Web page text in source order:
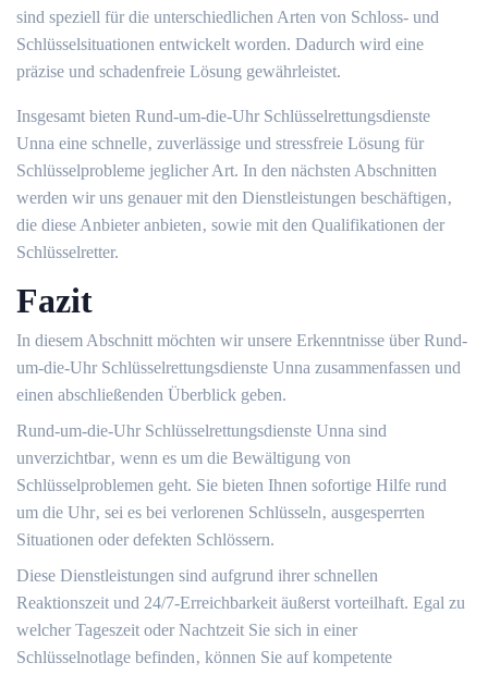
sind speziell für die unterschiedlichen Arten von Schloss- und
Schlüsselsituationen entwickelt worden.​ Dadurch wird eine
präzise und schadenfreie Lösung gewährleistet.​
Insgesamt bieten Rund-um-die-Uhr Schlüsselrettungsdienste
Unna eine schnelle‚ zuverlässige und stressfreie Lösung für
Schlüsselprobleme jeglicher Art.​ In den nächsten Abschnitten
werden wir uns genauer mit den Dienstleistungen beschäftigen‚
die diese Anbieter anbieten‚ sowie mit den Qualifikationen der
Schlüsselretter.​
Fazit
In diesem Abschnitt möchten wir unsere Erkenntnisse über Rund-
um-die-Uhr Schlüsselrettungsdienste Unna zusammenfassen und
einen abschließenden Überblick geben.​
Rund-um-die-Uhr Schlüsselrettungsdienste Unna sind
unverzichtbar‚ wenn es um die Bewältigung von
Schlüsselproblemen geht. Sie bieten Ihnen sofortige Hilfe rund
um die Uhr‚ sei es bei verlorenen Schlüsseln‚ ausgesperrten
Situationen oder defekten Schlössern.​
Diese Dienstleistungen sind aufgrund ihrer schnellen
Reaktionszeit und 24/7-Erreichbarkeit äußerst vorteilhaft.​ Egal zu
welcher Tageszeit oder Nachtzeit Sie sich in einer
Schlüsselnotlage befinden‚ können Sie auf kompetente